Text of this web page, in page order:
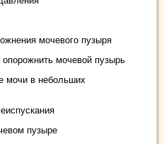
мочевого пузыря
мочевой пузырь
мочи в небольших
пузыре